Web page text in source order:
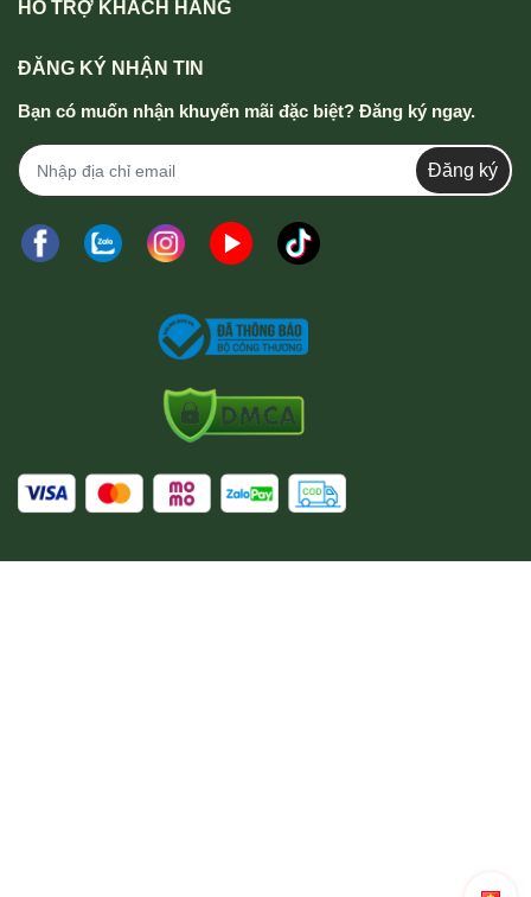
HỖ TRỢ KHÁCH HÀNG
ĐĂNG KÝ NHẬN TIN
Bạn có muốn nhận khuyến mãi đặc biệt? Đăng ký ngay.
Đăng ký